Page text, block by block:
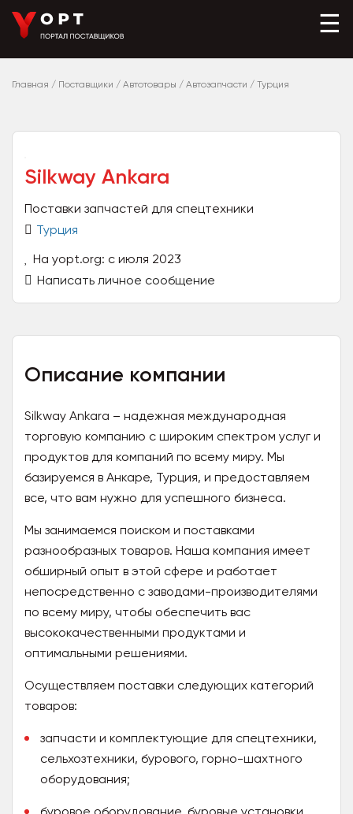
☰
Главная / Поставщики / Автотовары / Автозапчасти / Турция
Silkway Ankara
Поставки запчастей для спецтехники
Турция
На yopt.org: с июля 2023
Написать личное сообщение
Описание компании
Silkway Ankara – надежная международная
торговую компанию с широким спектром услуг и
продуктов для компаний по всему миру. Мы
базируемся в Анкаре, Турция, и предоставляем
все, что вам нужно для успешного бизнеса.
Мы занимаемся поиском и поставками
разнообразных товаров. Наша компания имеет
обширный опыт в этой сфере и работает
непосредственно с заводами-производителями
по всему миру, чтобы обеспечить вас
высококачественными продуктами и
оптимальными решениями.
Осуществляем поставки следующих категорий
товаров:
запчасти и комплектующие для спецтехники,
сельхозтехники, бурового, горно-шахтного
оборудования;